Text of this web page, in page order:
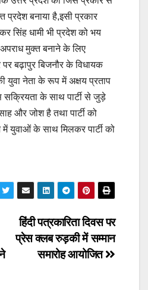
प्रदेश बनाया है,इसी प्रकार
सिंह धामी भी प्रदेश को भय
मुक्त बनाने के लिए
बढ़ापुर बिजनौर के विधायक
युवा नेता के रूप में अक्षय प्रताप
सक्रियता के साथ पार्टी से जुड़े
और जोश है तथा पार्टी को
युवाओं के साथ मिलकर पार्टी को
हिंदी पत्रकारिता दिवस पर
प्रेस क्लब रुड़की में सम्मान
समारोह आयोजित